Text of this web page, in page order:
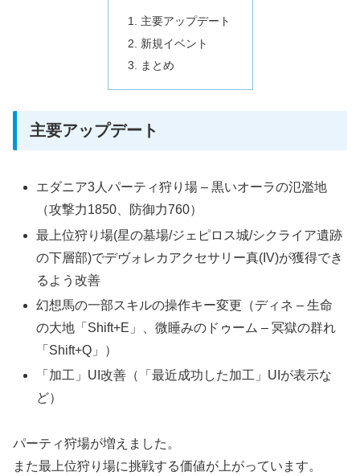
主要アップデート
新規イベント
まとめ
主要アップデート
エダニア3人パーティ狩り場 – 黒いオーラの氾濫地
（攻撃力1850、防御力760）
最上位狩り場(星の墓場/ジェピロス城/シクライア遺跡
の下層部)でデヴォレカアクセサリー真(IV)が獲得でき
るよう改善
幻想馬の一部スキルの操作キー変更（ディネ – 生命
の大地「Shift+E」、微睡みのドゥーム – 冥獄の群れ
「Shift+Q」）
「加工」UI改善（「最近成功した加工」UIが表示な
ど）
パーティ狩場が増えました。
また最上位狩り場に挑戦する価値が上がっています。